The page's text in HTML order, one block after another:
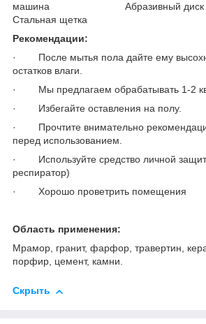
машина Абразивный
Стальная щетка
Рекомендации:
· После мытья пола дайте ему
остатков влаги.
· Мы предлагаем обрабатывать 1-2 кв
· Избегайте оставления на полу.
· Прочтите внимательно
перед использованием.
· Используйте средство личной
респиратор)
· Хорошо проветрить помещения
Область применения:
Мрамор, гранит, фарфор, травертин,
порфир, цемент, камни.
Скрыть